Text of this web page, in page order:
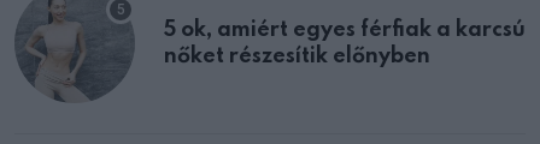
5 ok, amiért egyes férfiak a karcsú
nőket részesítik előnyben